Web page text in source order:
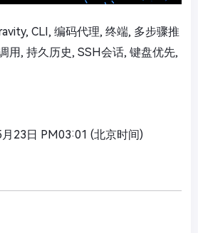
CLI, 编码代理, 终端, 多步骤推
用, 持久历史, SSH会话, 键盘优先,
月23日 PM03:01 (北京时间)